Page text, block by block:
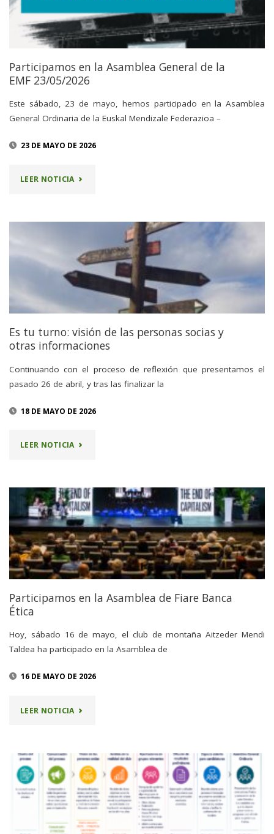
VERANO"
Participamos en la Asamblea General de la
EMF 23/05/2026
Este sábado, 23 de mayo, hemos participado en la Asamblea
General Ordinaria de la Euskal Mendizale Federazioa –
23 DE MAYO DE 2026
LEER NOTICIA"PARTICIPAMOS
ASAMBLEA
GENERAL
EMF
23/05/2026"
Es tu turno: visión de las personas socias y
otras informaciones
Continuando con el proceso de reflexión que presentamos el
pasado 26 de abril, y tras las finalizar la
18 DE MAYO DE 2026
LEER NOTICIA"ES
TURNO:
VISIÓN
DE
LAS
Y
Participamos en la Asamblea de Fiare Banca
Ética
Hoy, sábado 16 de mayo, el club de montaña Aitzeder Mendi
Taldea ha participado en la Asamblea de
16 DE MAYO DE 2026
LEER NOTICIA"PARTICIPAMOS
LA
ASAMBLEA
DE
FIARE